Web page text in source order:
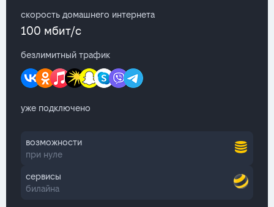
скорость домашнего интернета
100 мбит/с
безлимитный трафик
уже подключено
возможности
при нуле
сервисы
билайна